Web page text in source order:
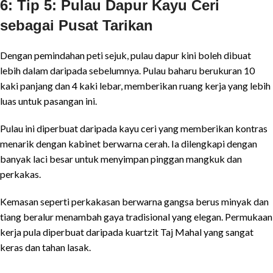
6: Tip 5: Pulau Dapur Kayu Ceri
sebagai Pusat Tarikan
Dengan pemindahan peti sejuk, pulau dapur kini boleh dibuat
lebih dalam daripada sebelumnya. Pulau baharu berukuran 10
kaki panjang dan 4 kaki lebar, memberikan ruang kerja yang lebih
luas untuk pasangan ini.
Pulau ini diperbuat daripada kayu ceri yang memberikan kontras
menarik dengan kabinet berwarna cerah. Ia dilengkapi dengan
banyak laci besar untuk menyimpan pinggan mangkuk dan
perkakas.
Kemasan seperti perkakasan berwarna gangsa berus minyak dan
tiang beralur menambah gaya tradisional yang elegan. Permukaan
kerja pula diperbuat daripada kuartzit Taj Mahal yang sangat
keras dan tahan lasak.